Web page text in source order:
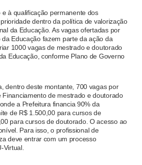
à qualificação permanente dos
dentro da política de valorização
da Educação. As vagas ofertadas por
Educação fazem parte da ação da
1000 vagas de mestrado e doutorado
Educação, conforme Plano de Governo
dentro deste montante, 700 vagas por
Financiamento de mestrado e doutorado
a Prefeitura financia 90% da
de R$ 1.500,00 para cursos de
para cursos de doutorado. O acesso ao
Para isso, o profissional de
deve entrar com um processo
Virtual.